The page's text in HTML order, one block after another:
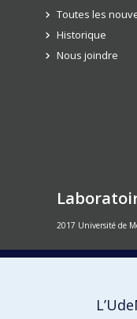
Toutes les
Historique
Nous joindre
2017 Université de